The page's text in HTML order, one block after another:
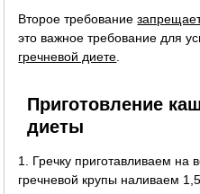
Второе требование
это важное требование для
гречневой диете
Приготовление
диеты
1. Гречку приготавливаем на
гречневой крупы наливаем